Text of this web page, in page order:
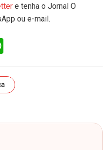
e tenha o Jornal O
ou e-mail.